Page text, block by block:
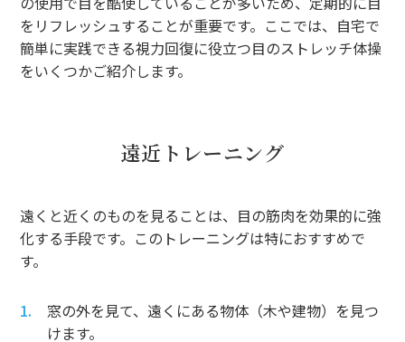
をリフレッシュすることが重要です。ここでは、自宅で
簡単に実践できる視力回復に役立つ目のストレッチ体操
をいくつかご紹介します。
遠近トレーニング
遠くと近くのものを見ることは、目の筋肉を効果的に強
化する手段です。このトレーニングは特におすすめで
す。
窓の外を見て、遠くにある物体（木や建物）を見つ
けます。